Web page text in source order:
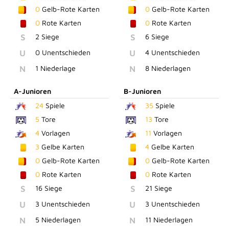
0 Gelb-Rote Karten
0 Rote Karten
S 2 Siege
U 0 Unentschieden
N 1 Niederlage
0Gelb-Rote Karten
0Rote Karten
S 6 Siege
U 4 Unentschieden
N 8 Niederlagen
A-Junioren
24 Spiele
5 Tore
4 Vorlagen
3 Gelbe Karten
0 Gelb-Rote Karten
0 Rote Karten
S 16 Siege
U 3 Unentschieden
N 5 Niederlagen
B-Junioren
35 Spiele
13 Tore
11 Vorlagen
4Gelbe Karten
0Gelb-Rote Karten
0Rote Karten
S 21 Siege
U 3 Unentschieden
N 11 Niederlagen